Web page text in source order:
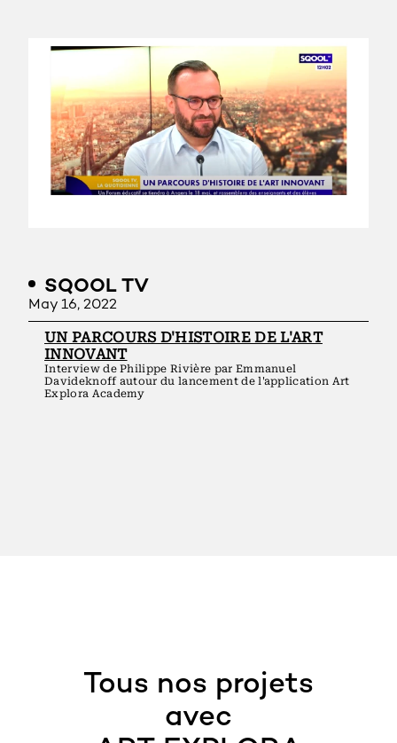
SQOOL TV
May 16, 2022
UN PARCOURS D'HISTOIRE DE L'ART
INNOVANT
Interview de Philippe Rivière par Emmanuel
Davideknoff autour du lancement de l'application Art
Explora Academy
Tous nos projets
avec